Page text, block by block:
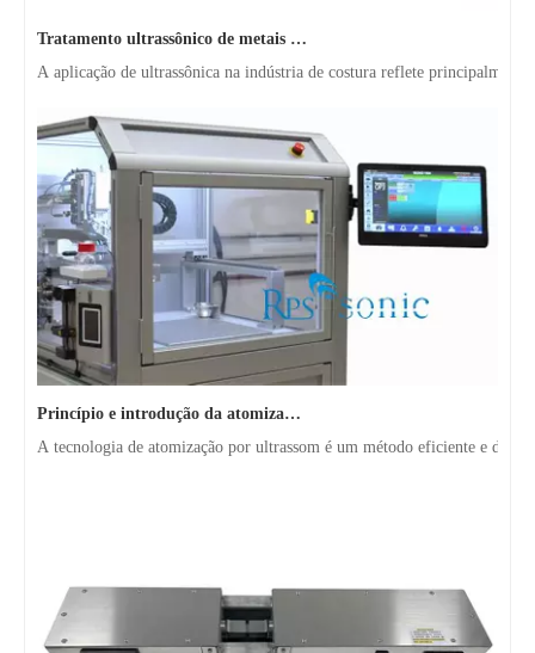
A aplicação de ultrassônica na indústria de costura reflete
Princípio e introdução da atomização ultrassônica de metal
A tecnologia de atomização por ultrassom é um método eficiente e de